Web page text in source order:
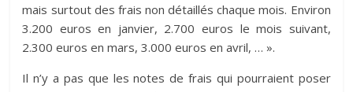
mais surtout des frais non détaillés chaque mois. Environ
3.200 euros en janvier, 2.700 euros le mois suivant,
2.300 euros en mars, 3.000 euros en avril, … ».
Il n’y a pas que les notes de frais qui pourraient poser